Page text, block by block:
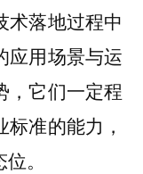
术落地过程中
应用场景与运
，它们一定程
准的能力，
。